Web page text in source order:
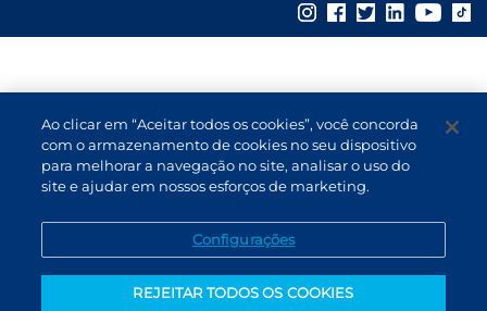
Ao clicar em “Aceitar todos os cookies”, você concorda
com o armazenamento de cookies no seu dispositivo
para melhorar a navegação no site, analisar o uso do
site e ajudar em nossos esforços de marketing.
Configurações
REJEITAR TODOS OS COOKIES